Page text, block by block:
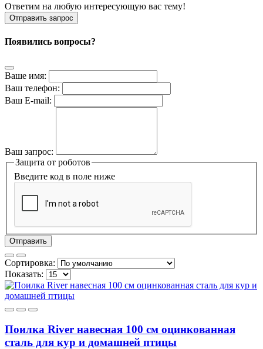
Ответим на любую интересующую вас тему!
Отправить запрос
Появились вопросы?
Ваше имя:
Ваш телефон:
Ваш E-mail:
Ваш запрос:
Защита от роботов
Введите код в поле ниже
Отправить
Сортировка:
Показать:
Поилка River навесная 100 см оцинкованная
сталь для кур и домашней птицы